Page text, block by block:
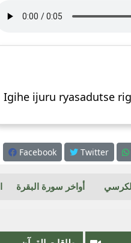
Igihe ijuru ryasadutse
Facebook Twitter
أواخر سورة البقرة